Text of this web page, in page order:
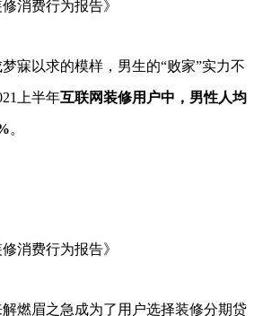
消费行为报告》
寐以求的模样，男生的“败家”实力不
上半年互联网装修用户中，男性人均
。
消费行为报告》
燃眉之急成为了用户选择装修分期贷